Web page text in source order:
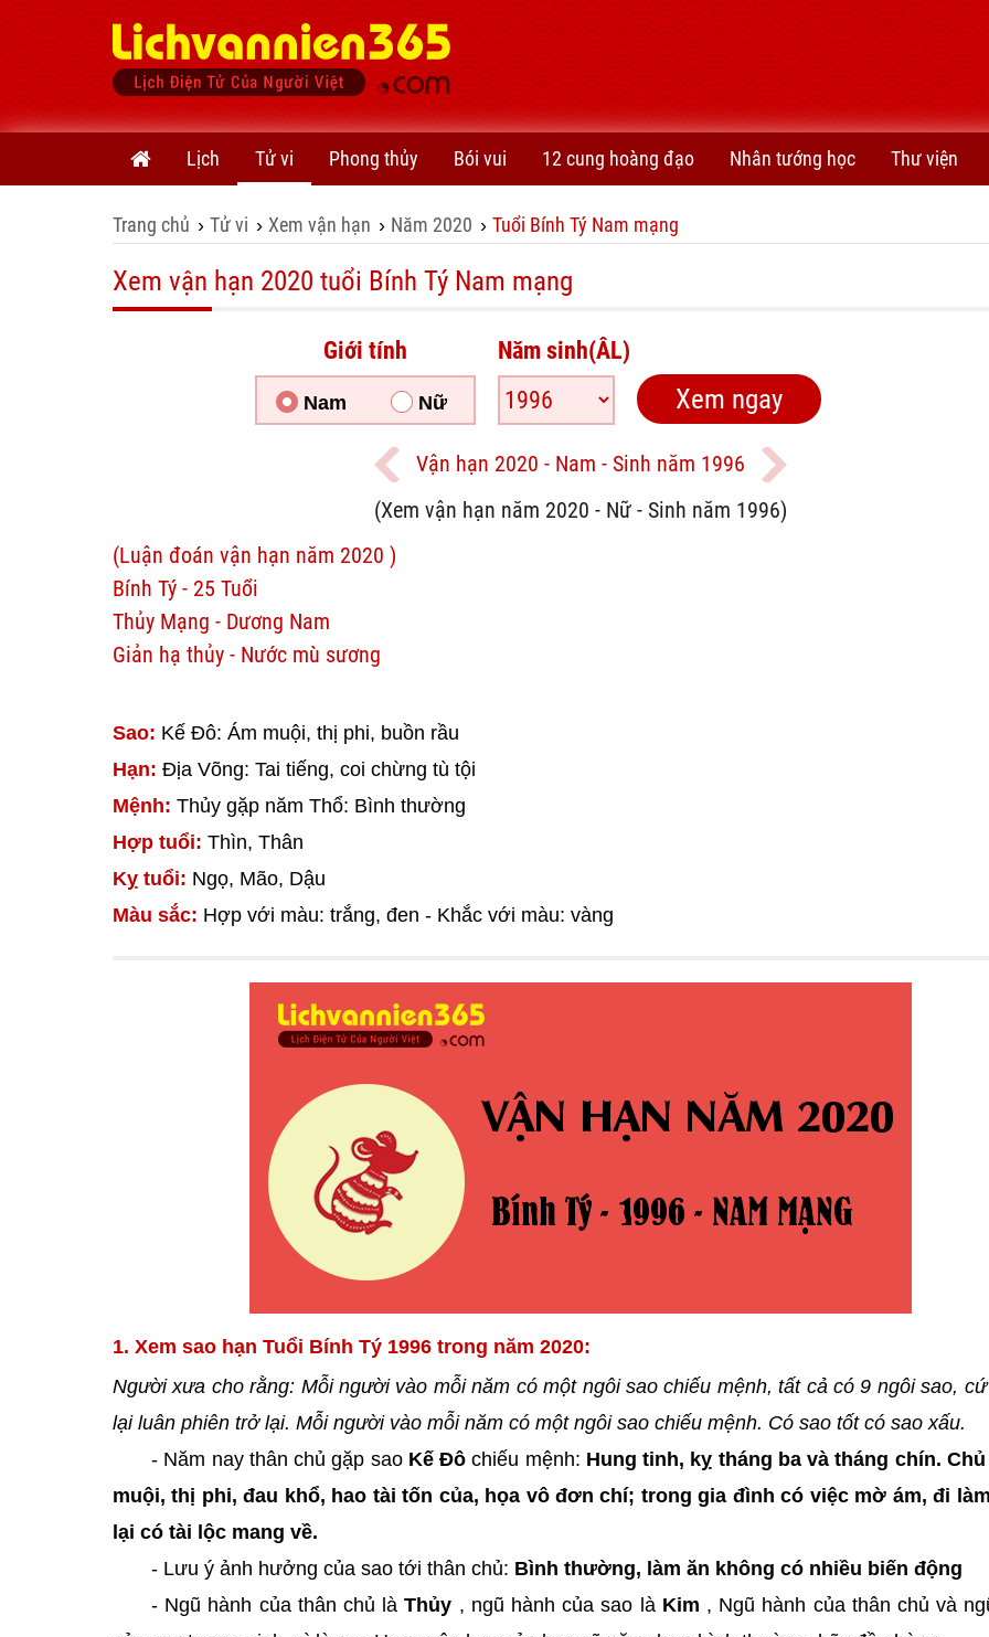
Lịch Tử vi Phong thủy Bói vui 12 cung hoàng đạo Nhân tướng học Thư viện
Trang chủ › Tử vi › Xem vận hạn › Năm 2020 › Tuổi Bính Tý Nam mạng
Xem vận hạn 2020 tuổi Bính Tý Nam mạng
Giới tính
Nam Nữ
Năm sinh(ÂL)
Vận hạn 2020 - Nam - Sinh năm 1996
(Xem vận hạn năm 2020 - Nữ - Sinh năm 1996)
(Luận đoán vận hạn năm 2020 )
Bính Tý - 25 Tuổi
Thủy Mạng - Dương Nam
Giản hạ thủy - Nước mù sương
Sao: Kế Đô: Ám muội, thị phi, buồn rầu
Hạn: Địa Võng: Tai tiếng, coi chừng tù tội
Mệnh: Thủy gặp năm Thổ: Bình thường
Hợp tuổi: Thìn, Thân
Kỵ tuổi: Ngọ, Mão, Dậu
Màu sắc: Hợp với màu: trắng, đen - Khắc với màu: vàng
1. Xem sao hạn Tuổi Bính Tý 1996 trong năm 2020:
Người xưa cho rằng: Mỗi người vào mỗi năm có một ngôi sao chiếu mệnh, tất cả có 9 ngôi sao,
lại luân phiên trở lại. Mỗi người vào mỗi năm có một ngôi sao chiếu mệnh. Có sao tốt có sao xấu.
- Năm nay thân chủ gặp sao Kế Đô chiếu mệnh: Hung tinh, kỵ tháng ba và tháng chín. Chủ
muội, thị phi, đau khổ, hao tài tốn của, họa vô đơn chí; trong gia đình có việc mờ ám, đi
lại có tài lộc mang về.
- Lưu ý ảnh hưởng của sao tới thân chủ: Bình thường, làm ăn không có nhiều biến động
- Ngũ hành của thân chủ làThủy , ngũ hành của sao là Kim , Ngũ hành của thân chủ và